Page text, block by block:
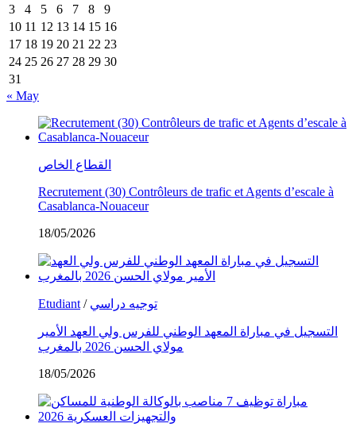
3
4 5 6 7 8
9
10 11 12 13 14 15 16
17 18 19 20 21 22 23
24 25 26 27 28 29 30
31
« May
القطاع الخاص
Recrutement (30) Contrôleurs de trafic et Agents d’escale à
Casablanca-Nouaceur
18/05/2026
Etudiant / توجيه دراسي
التسجيل في مباراة المعهد الوطني للفرس ولي العهد الأمير
مولاي الحسن 2026 بالمغرب
18/05/2026